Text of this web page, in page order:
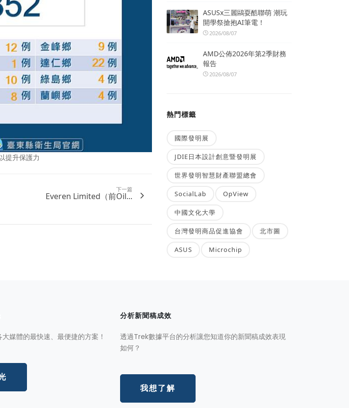
提升保護力
下一篇
Everen Limited（前Oil...
ASUSx三麗鷗耍酷聯萌 潮玩
開學祭搶抱AI筆電！
2026/08/07
AMD公佈2026年第2季財務
報告
2026/08/07
熱門標籤
國際發明展
JDIE日本設計創意暨發明展
世界發明智慧財產聯盟總會
SocialLab OpView
中國文化大學
台灣發明商品促進協會 北市圖
ASUS Microchip
媒體的最快速、最便捷的方案！
分析新聞稿成效
透過Trek數據平台的分析讓您知道你的新聞稿成效表現
如何？
我想了解